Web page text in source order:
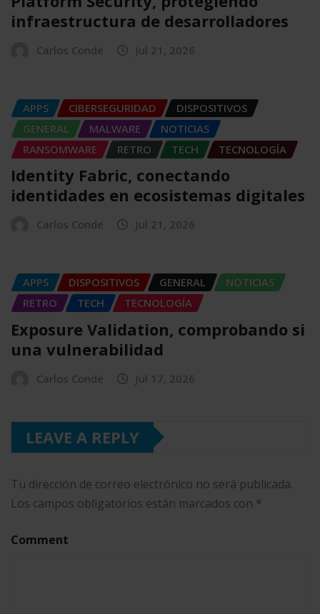
infraestructura de desarrolladores
Carlos Conde Jul 21, 2026
APPS CIBERSEGURIDAD
DISPOSITIVOS
GENERAL
MALWARE
NOTICIAS
RANSOMWARE
RETRO TECH TECNOLOGÍA
Identity Fabric, conectando
identidades en ecosistemas digitales
Carlos Conde Jul 21, 2026
APPS DISPOSITIVOS GENERAL
NOTICIAS
RETRO
TECH TECNOLOGÍA
Exposure Validation, comprobando si
una vulnerabilidad
Carlos Conde Jul 17, 2026
LEAVE A REPLY
Tu dirección de correo electrónico no será publicada.
Los campos obligatorios están marcados con *
Comment